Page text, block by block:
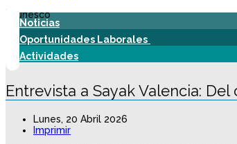
Noticias
Oportunidades Laborales
Actividades
Entrevista a Sayak Valencia:
Lunes, 20 Abril 2026
Imprimir